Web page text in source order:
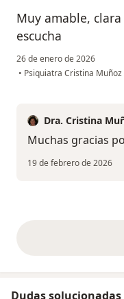
Muy amable,
escucha
26 de enero de 2026
• Psiquiatra Cristina
Dra. Cristina
Muchas gracias
19 de febrero de 2026
Dudas solucionadas